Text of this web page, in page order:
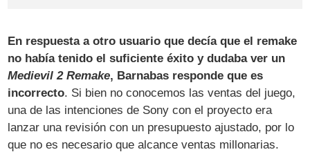
En respuesta a otro usuario que decía que el remake
no había tenido el suficiente éxito y dudaba ver un
Medievil 2 Remake, Barnabas responde que es
incorrecto. Si bien no conocemos las ventas del juego,
una de las intenciones de Sony con el proyecto era
lanzar una revisión con un presupuesto ajustado, por lo
que no es necesario que alcance ventas millonarias.